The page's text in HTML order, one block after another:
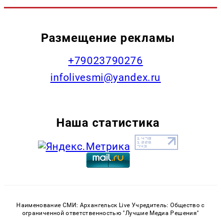
Размещение рекламы
+79023790276
infolivesmi@yandex.ru
Наша статистика
Наименование СМИ: Архангельск Live Учредитель: Общество с
ограниченной ответственностью "Лучшие Медиа Решения"